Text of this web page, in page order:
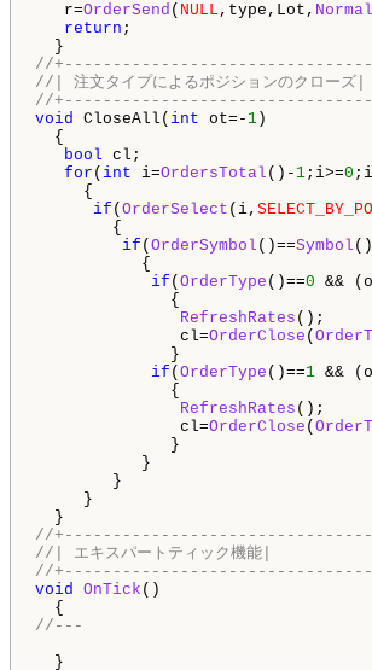
r=OrderSend ( NULL ,type,Lot,
return ;
//
//| 注文タイプによるポジションのクローズ|
//
void CloseAll( int ot=- 1 )
{
bool cl;
for ( int i=OrdersTotal ()- 1;i>=0
{
if ( OrderSelect (i,
{
if ( OrderSymbol ()==Symbol
{
if ( OrderType ()==0 &&
{
RefreshRates ();
cl=OrderClose (
}
if ( OrderType ()==1 &&
{
RefreshRates ();
cl=OrderClose (
}
}
}
}
//
//| エキスパートティック機能|
//
void OnTick ()
//---